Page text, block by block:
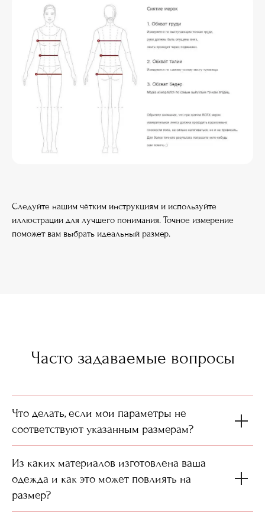
Следуйте нашим чётким инструкциям и используйте
иллюстрации для лучшего понимания. Точное измерение
поможет вам выбрать идеальный размер.
Часто задаваемые вопросы
Что делать, если мои параметры не
соответствуют указанным размерам?
Из каких материалов изготовлена ваша
одежда и как это может повлиять на
размер?